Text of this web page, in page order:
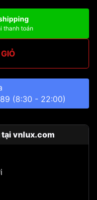
thanh toán
(8:30 - 22:00)
tại vnlux.com